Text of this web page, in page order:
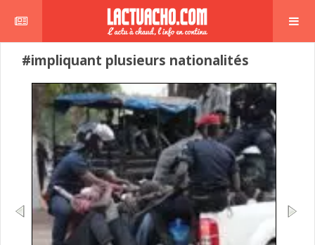
#impliquant plusieurs nationalités